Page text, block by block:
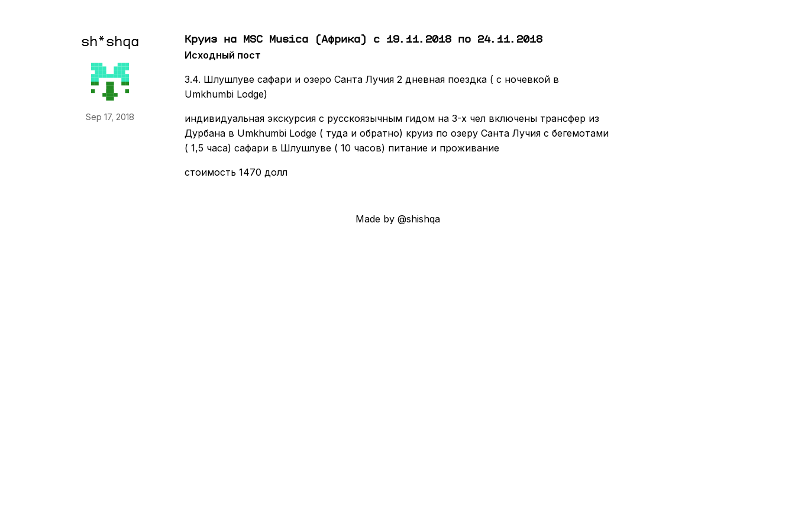
sh*shqa
Sep 17, 2018
Круиз на MSC Musica (Африка) с 19.11.2018 по 24.11.2018
Исходный пост
3.4. Шлушлуве сафари и озеро Санта Лучия 2 дневная поездка ( с ночевкой в
Umkhumbi Lodge)
индивидуальная экскурсия с русскоязычным гидом на 3-х чел включены трансфер из
Дурбана в Umkhumbi Lodge ( туда и обратно) круиз по озеру Санта Лучия с бегемотами
( 1,5 часа) сафари в Шлушлуве ( 10 часов) питание и проживание
стоимость 1470 долл
Made by @shishqa